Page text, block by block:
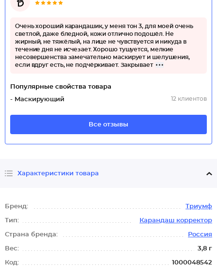
Очень хороший карандашик, у меня тон 3, для моей очень
светлой, даже бледной, кожи отлично подошёл. Не
жирный, не тяжёлый, на лице не чувствуется и никуда в
течение дня не исчезает. Хорошо тушуется, мелкие
несовершенства замечательно маскирует и шелушения,
если вдруг есть, не подчёркивает. Закрывает
Популярные свойства товара
- Маскирующий
12 клиентов
Все отзывы
Характеристики товара
Бренд: Триумф
Тип: Карандаш корректор
Страна бренда: Россия
Вес: 3,8 г
Код: 1000048542